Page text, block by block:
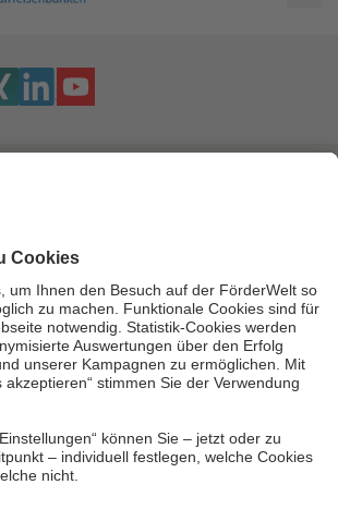
Ihres Projektes kann, je nach
über viele verschiedene
Neben den Bundes- und
können Fördermittel des
Wirtschaft und